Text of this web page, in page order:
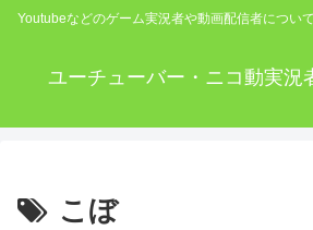
Youtubeなどのゲーム実況者や動画配信者につい
ユーチューバー・ニコ動実況
こぼ